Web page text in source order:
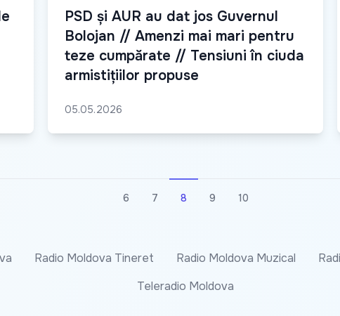
PSD și AUR au dat jos Guvernul
Bolojan // Amenzi mai mari pentru
teze cumpărate // Tensiuni în ciuda
armistițiilor propuse
05.05.2026
6 7 8 9 10
Radio Moldova Tineret Radio Moldova Muzical
Teleradio Moldova